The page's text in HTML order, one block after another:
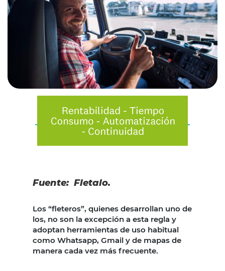
Fuente: Fletalo.
Los “fleteros”, quienes desarrollan uno de
los, no son la excepción a esta regla y
adoptan herramientas de uso habitual
como Whatsapp, Gmail y de mapas de
manera cada vez más frecuente.